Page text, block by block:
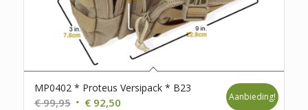
MP0402 * Proteus Versipack * B23
€99,95 Oorspronkelijke
€92,50Huidige
Aanbieding!